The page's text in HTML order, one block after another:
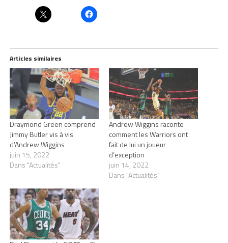
Articles similaires
Draymond Green comprend
Jimmy Butler vis à vis
d’Andrew Wiggins
juin 15, 2022
Dans "Actualités"
Andrew Wiggins raconte
comment les Warriors ont
fait de lui un joueur
d’exception
juin 14, 2022
Dans "Actualités"